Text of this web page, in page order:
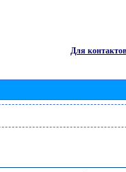
Для контактов